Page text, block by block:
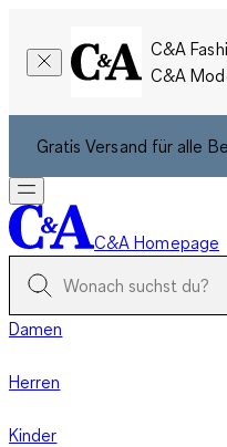
C&A
C&A
Gratis Versand für alle
C&A Homepage
Damen
Herren
Kinder